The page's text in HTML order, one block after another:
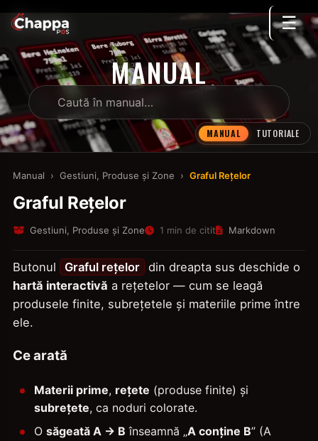
☰
MANUAL
MANUAL TUTORIALE
Manual › Gestiuni, Produse și Zone › Graful Rețelor
Graful Rețelor
Gestiuni, Produse și Zone 1 min de citit Markdown
Butonul Graful rețelor din dreapta sus deschide o
hartă interactivă a rețetelor — cum se leagă
produsele finite, subrețetele și materiile prime între
ele.
Ce arată
Materii prime, rețete (produse finite) și
subrețete, ca noduri colorate.
O săgeată A → B înseamnă „A conține B” (A